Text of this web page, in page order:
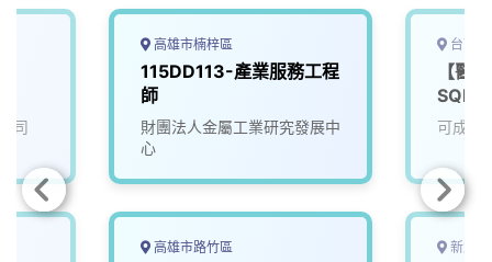
司
高雄市楠梓區
115DD113-產業服務工程
師
財團法人金屬工業研究發展中
心
高雄市路竹區
台南
【醫
SQE
可成科
新北